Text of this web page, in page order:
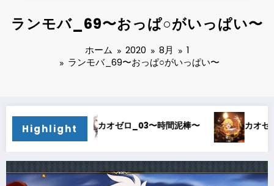
ランモバ_69〜おっぱ○がいっぱい〜
ホーム 2020 8月
1
ランモバ_69〜おっぱ○がいっぱい〜
Highlight
カオゼロ_02〜オルレア考察〜 カオゼロ_01〜